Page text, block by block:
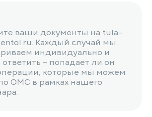
ваши документы на tula-
Каждый случай мы
индивидуально и
– попадает ли он
которые мы можем
ОМС в рамках нашего